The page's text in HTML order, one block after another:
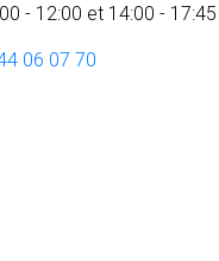
- 12:00 et 14:00 - 17:45
06 07 70